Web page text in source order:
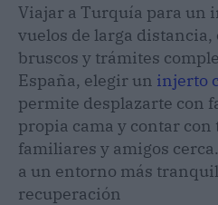
Viajar a Turquía para un
vuelos de larga
bruscos y trámites
España, elegir un injerto
permite desplazarte con
propia cama y contar
familiares y amigos
a un entorno más
recuperación